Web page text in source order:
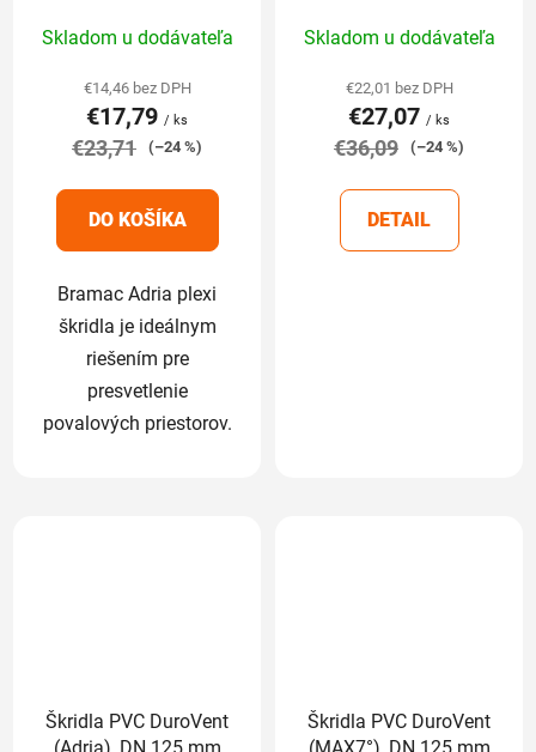
hodnotenie
produktu
je
5,0
5
hviezdičiek.
Skladom u dodávateľa
€14,46 bez DPH
€17,79 / ks
€23,71 (–24 %)
DO KOŠÍKA
Bramac Adria plexi
škridla je ideálnym
riešením pre
presvetlenie
povalových priestorov.
hodnotenie
produktu
je
4,8
5
hviezdičiek.
Skladom u dodávateľa
€22,01 bez DPH
€27,07 / ks
€36,09 (–24 %)
DETAIL
Škridla PVC DuroVent
Škridla PVC DuroVent